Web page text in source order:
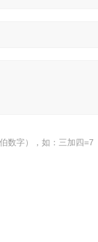
数字），如：三加四=7